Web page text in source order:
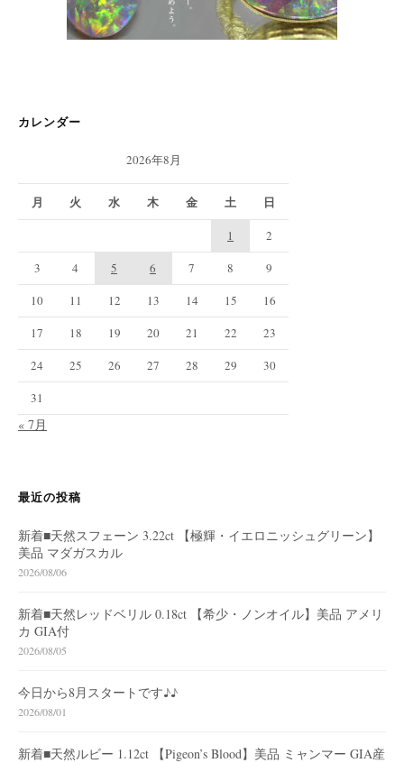
カレンダー
2026年8月
月 火 水 木 金 土 日
1
2
3
4 5 6 7 8
9
10
11 12 13 14 15
16
17
18 19 20 21 22
23
24
25 26 27 28 29
30
31
« 7月
最近の投稿
新着■天然スフェーン 3.22ct 【極輝・イエロニッシュグリーン】
美品 マダガスカル
2026/08/06
新着■天然レッドベリル 0.18ct 【希少・ノンオイル】美品 アメリ
カ GIA付
2026/08/05
今日から8月スタートです♪♪
2026/08/01
新着■天然ルビー 1.12ct 【Pigeon’s Blood】美品 ミャンマー GIA産